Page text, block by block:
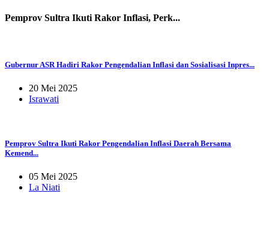
Pemprov Sultra Ikuti Rakor Inflasi, Perk...
Gubernur ASR Hadiri Rakor Pengendalian Inflasi dan Sosialisasi Inpres...
20 Mei 2025
Israwati
Pemprov Sultra Ikuti Rakor Pengendalian Inflasi Daerah Bersama
Kemend...
05 Mei 2025
La Niati